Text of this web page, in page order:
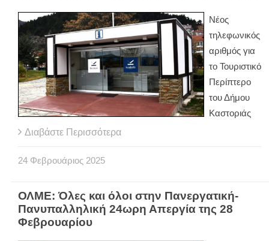
Νέος
τηλεφωνικός
αριθμός για
το Τουριστικό
Περίπτερο
του Δήμου
Καστοριάς
Διαβάστε Περισσότερα
24 Φεβρουάριος 2025
ΟΛΜΕ: Όλες και όλοι στην Πανεργατική-
Πανυπαλληλική 24ωρη Απεργία της 28
Φεβρουαρίου